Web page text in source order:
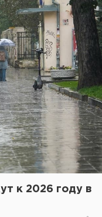
к 2026 году в